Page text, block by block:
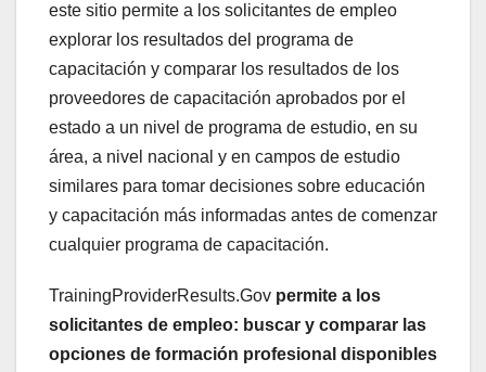
este sitio permite a los solicitantes de empleo
explorar los resultados del programa de
capacitación y comparar los resultados de los
proveedores de capacitación aprobados por el
estado a un nivel de programa de estudio, en su
área, a nivel nacional y en campos de estudio
similares para tomar decisiones sobre educación
y capacitación más informadas antes de comenzar
cualquier programa de capacitación.
TrainingProviderResults.Gov permite a los
solicitantes de empleo: buscar y comparar las
opciones de formación profesional disponibles